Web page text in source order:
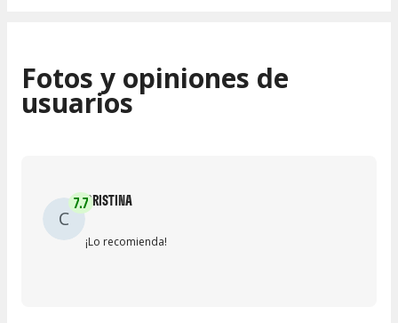
Fotos y opiniones de
usuarios
C
7.7CRISTINA
¡Lo recomienda!